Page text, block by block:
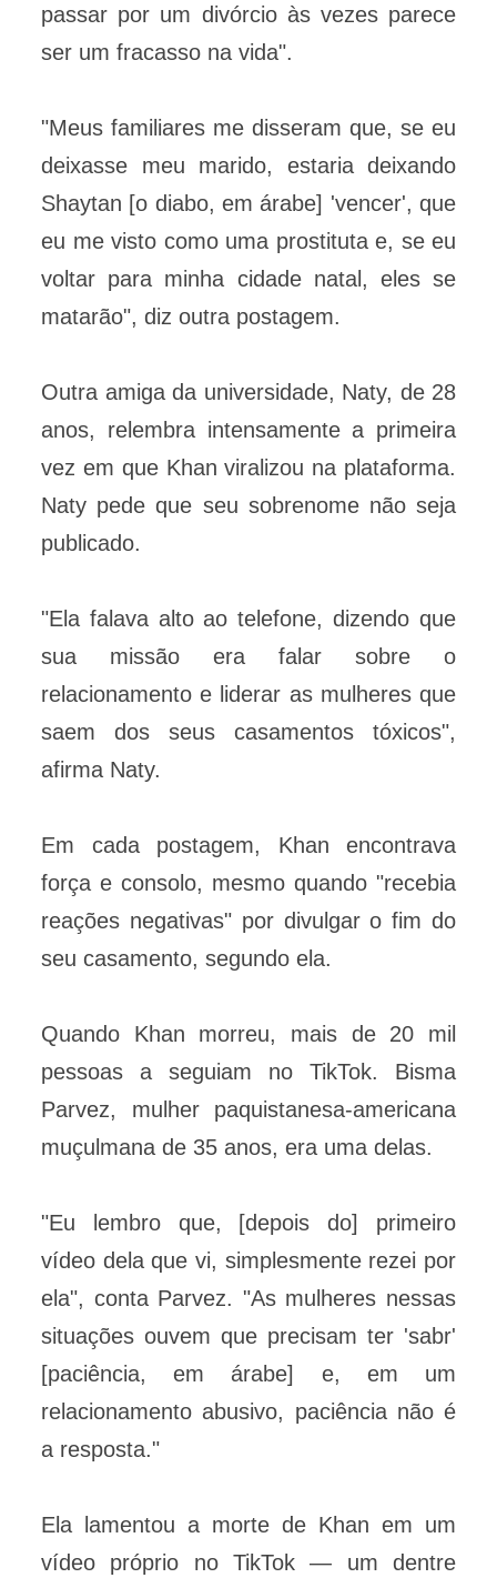
passar por um divórcio às vezes parece
ser um fracasso na vida".
"Meus familiares me disseram que, se eu
deixasse meu marido, estaria deixando
Shaytan [o diabo, em árabe] 'vencer', que
eu me visto como uma prostituta e, se eu
voltar para minha cidade natal, eles se
matarão", diz outra postagem.
Outra amiga da universidade, Naty, de 28
anos, relembra intensamente a primeira
vez em que Khan viralizou na plataforma.
Naty pede que seu sobrenome não seja
publicado.
"Ela falava alto ao telefone, dizendo que
sua missão era falar sobre o
relacionamento e liderar as mulheres que
saem dos seus casamentos tóxicos",
afirma Naty.
Em cada postagem, Khan encontrava
força e consolo, mesmo quando "recebia
reações negativas" por divulgar o fim do
seu casamento, segundo ela.
Quando Khan morreu, mais de 20 mil
pessoas a seguiam no TikTok. Bisma
Parvez, mulher paquistanesa-americana
muçulmana de 35 anos, era uma delas.
"Eu lembro que, [depois do] primeiro
vídeo dela que vi, simplesmente rezei por
ela", conta Parvez. "As mulheres nessas
situações ouvem que precisam ter 'sabr'
[paciência, em árabe] e, em um
relacionamento abusivo, paciência não é
a resposta."
Ela lamentou a morte de Khan em um
vídeo próprio no TikTok — um dentre